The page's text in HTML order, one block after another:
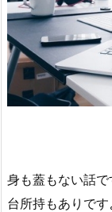
身も蓋もない話
台所持もありで